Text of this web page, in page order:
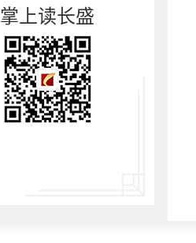
掌上读长盛